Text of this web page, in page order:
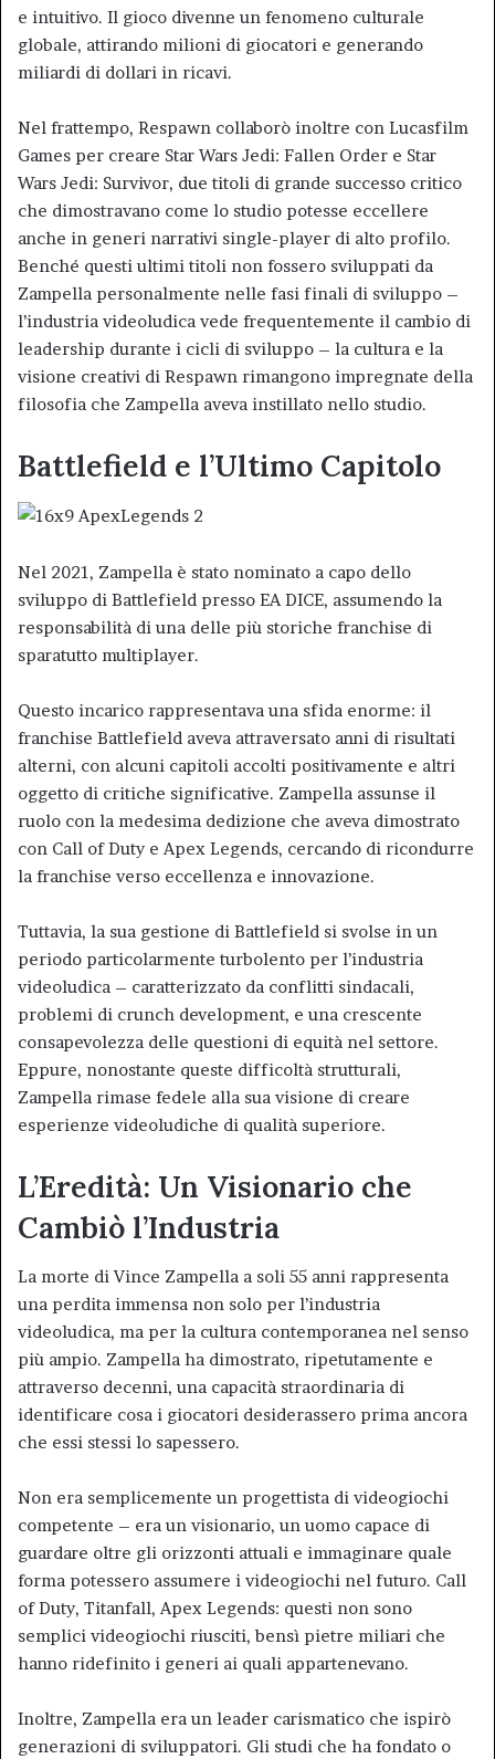
e intuitivo. Il gioco divenne un fenomeno culturale
globale, attirando milioni di giocatori e generando
miliardi di dollari in ricavi.
Nel frattempo, Respawn collaborò inoltre con Lucasfilm
Games per creare Star Wars Jedi: Fallen Order e Star
Wars Jedi: Survivor, due titoli di grande successo critico
che dimostravano come lo studio potesse eccellere
anche in generi narrativi single-player di alto profilo.
Benché questi ultimi titoli non fossero sviluppati da
Zampella personalmente nelle fasi finali di sviluppo –
l’industria videoludica vede frequentemente il cambio di
leadership durante i cicli di sviluppo – la cultura e la
visione creativi di Respawn rimangono impregnate della
filosofia che Zampella aveva instillato nello studio.
Battlefield e l’Ultimo Capitolo
Nel 2021, Zampella è stato nominato a capo dello
sviluppo di Battlefield presso EA DICE, assumendo la
responsabilità di una delle più storiche franchise di
sparatutto multiplayer.
Questo incarico rappresentava una sfida enorme: il
franchise Battlefield aveva attraversato anni di risultati
alterni, con alcuni capitoli accolti positivamente e altri
oggetto di critiche significative. Zampella assunse il
ruolo con la medesima dedizione che aveva dimostrato
con Call of Duty e Apex Legends, cercando di ricondurre
la franchise verso eccellenza e innovazione.
Tuttavia, la sua gestione di Battlefield si svolse in un
periodo particolarmente turbolento per l’industria
videoludica – caratterizzato da conflitti sindacali,
problemi di crunch development, e una crescente
consapevolezza delle questioni di equità nel settore.
Eppure, nonostante queste difficoltà strutturali,
Zampella rimase fedele alla sua visione di creare
esperienze videoludiche di qualità superiore.
L’Eredità: Un Visionario che
Cambiò l’Industria
La morte di Vince Zampella a soli 55 anni rappresenta
una perdita immensa non solo per l’industria
videoludica, ma per la cultura contemporanea nel senso
più ampio. Zampella ha dimostrato, ripetutamente e
attraverso decenni, una capacità straordinaria di
identificare cosa i giocatori desiderassero prima ancora
che essi stessi lo sapessero.
Non era semplicemente un progettista di videogiochi
competente – era un visionario, un uomo capace di
guardare oltre gli orizzonti attuali e immaginare quale
forma potessero assumere i videogiochi nel futuro. Call
of Duty, Titanfall, Apex Legends: questi non sono
semplici videogiochi riusciti, bensì pietre miliari che
hanno ridefinito i generi ai quali appartenevano.
Inoltre, Zampella era un leader carismatico che ispirò
generazioni di sviluppatori. Gli studi che ha fondato o